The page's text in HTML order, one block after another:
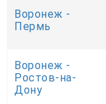
Воронеж -
Пермь
Воронеж -
Ростов-на-
Дону